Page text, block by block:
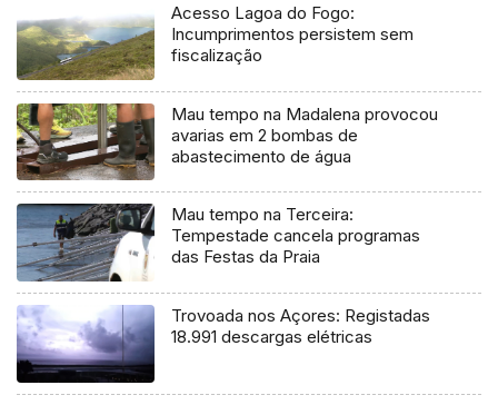
Acesso Lagoa do Fogo:
Incumprimentos persistem sem
fiscalização
Mau tempo na Madalena provocou
avarias em 2 bombas de
abastecimento de água
Mau tempo na Terceira:
Tempestade cancela programas
das Festas da Praia
Trovoada nos Açores: Registadas
18.991 descargas elétricas